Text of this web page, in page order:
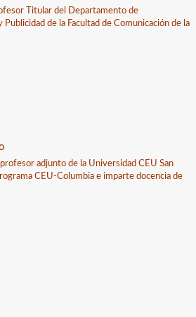
Titular del Departamento de
de la Facultad de Comunicación de la
adjunto de la Universidad CEU San
CEU-Columbia e imparte docencia de